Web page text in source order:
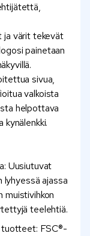
ja värit tekevät
painetaan
sivua,
valkoista
helpottava
kynälenkki.
Uusiutuvat
lyhyessä ajassa
muistivihkon
teelehtiä.
FSC®-